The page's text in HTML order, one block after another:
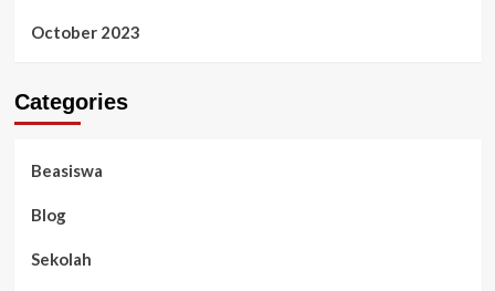
October 2023
Categories
Beasiswa
Blog
Sekolah